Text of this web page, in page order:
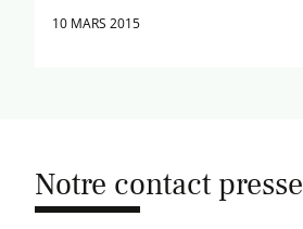
10 MARS 2015
Notre contact presse